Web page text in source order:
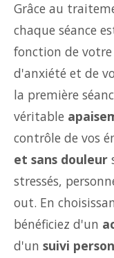
Grâce au
chaque séance
fonction de votre
d'anxiété et de
la première
véritable
contrôle de vos
et sans douleur
stressés,
out. En
bénéficiez d'un
d'un suivi